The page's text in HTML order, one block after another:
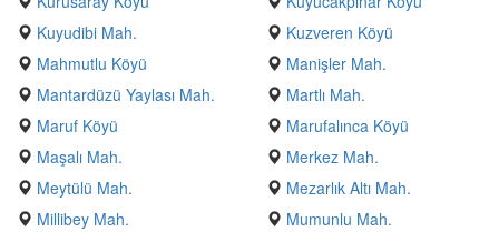
Kuyudibi Mah.
Kuzveren Köyü
Mahmutlu Köyü
Manişler Mah.
Mantardüzü Yaylası Mah.
Martlı Mah.
Maruf Köyü
Marufalınca Köyü
Maşalı Mah.
Merkez Mah.
Meytülü Mah.
Mezarlık Altı Mah.
Millibey Mah.
Mumunlu Mah.